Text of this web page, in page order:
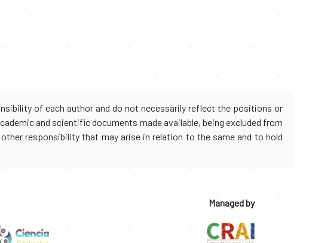
of each author and do not necessarily reflect the positions or
and scientific documents made available, being excluded from
responsibility that may arise in relation to the same and to hold
Managed by